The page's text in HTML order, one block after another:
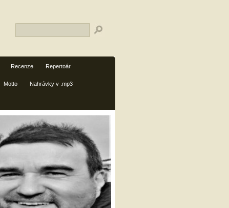
Recenze Repertoár
Motto Nahrávky v .mp3